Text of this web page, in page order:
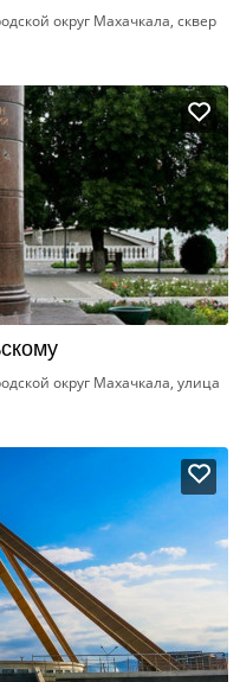
округ Махачкала, сквер
округ Махачкала, улица